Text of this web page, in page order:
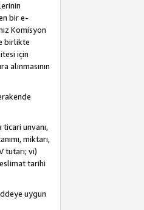
bir e-
Komisyon
birlikte
için
ticari unvanı,
miktarı,
tutarı; vi)
tarihi
uygun